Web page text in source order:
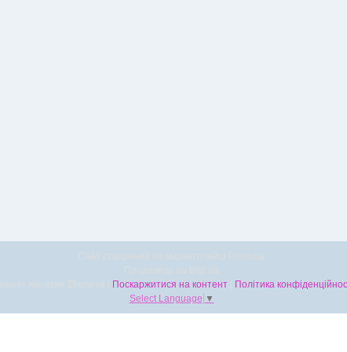
Поскаржитися на контент
Політика
Select Language ▼